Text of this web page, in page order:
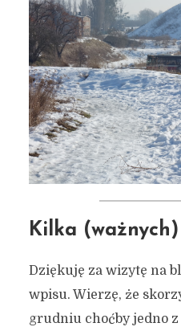
Kilka
Dziękuję za wizytę na
wpisu. Wierzę, że
grudniu choćby jedno